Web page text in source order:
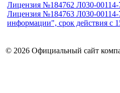
Лицензия №184762 Л030-00114-
Лицензия №184763 Л030-00114-
информации", срок действия с
© 2026 Официальный сайт